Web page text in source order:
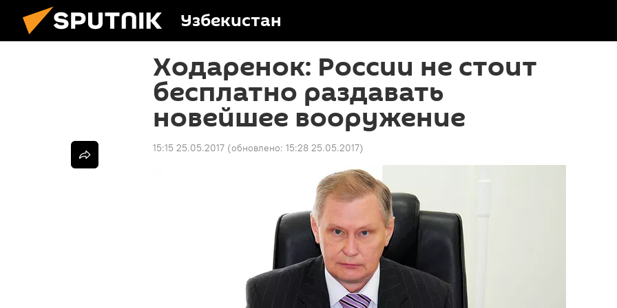
Узбекистан
Ходаренок: России не стоит
бесплатно раздавать
новейшее вооружение
15:15 25.05.2017 (обновлено: 15:28 25.05.2017)